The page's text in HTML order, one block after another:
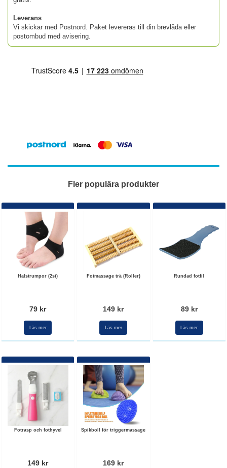
Leverans
Vi skickar med Postnord. Paket levereras till din brevlåda eller
postombud med avisering.
Fler populära produkter
Hälstrumpor (2st)
79 kr
Läs mer
Fotmassage trä (Roller)
149 kr
Läs mer
Rundad fotfil
89 kr
Läs mer
Fotrasp och fothyvel
149 kr
Spikboll för triggermassage
169 kr